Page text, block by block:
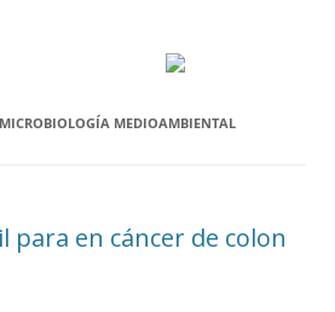
MICROBIOLOGÍA MEDIOAMBIENTAL
para en cáncer de colon